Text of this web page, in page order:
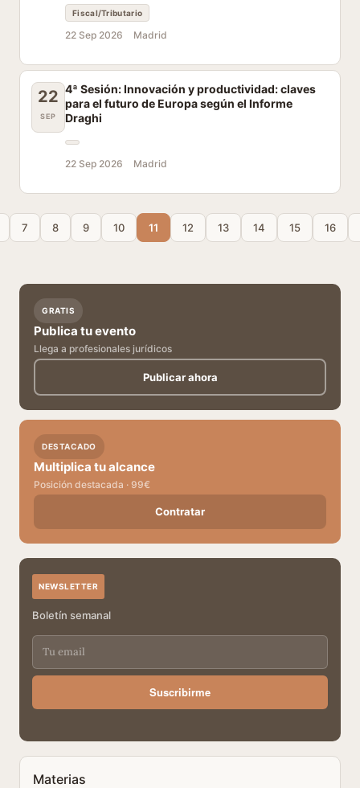
Fiscal/Tributario
22 Sep 2026 Madrid
22
SEP
4ª Sesión: Innovación y productividad: claves
para el futuro de Europa según el Informe
Draghi
22 Sep 2026 Madrid
7 8 9 10 11 12 13 14 15 16
GRATIS
Publica tu evento
Llega a profesionales jurídicos
Publicar ahora
DESTACADO
Multiplica tu alcance
Posición destacada · 99€
Contratar
NEWSLETTER
Boletín semanal
Suscribirme
Materias